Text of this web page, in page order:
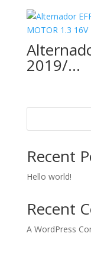
2019/…
Recent
Hello world!
Recent
A WordPress